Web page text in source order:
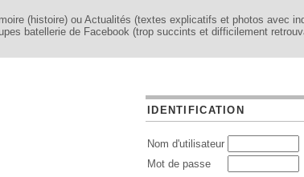
(histoire) ou Actualités (textes explicatifs et photos avec
batellerie de Facebook (trop succints et difficilement
IDENTIFICATION
Nom d'utilisateur
Mot de passe